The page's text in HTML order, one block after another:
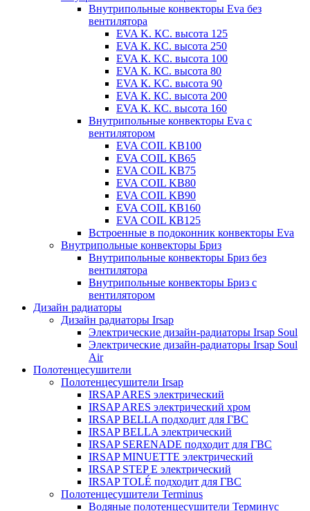
Внутрипольные конвекторы Eva без
вентилятора
EVA K. КС. высота 125
EVA К. КС. высота 250
EVA К. KС. высота 100
EVA К. КС. высота 80
EVA К. KC. высота 90
EVA К. КС. высота 200
EVA К. КС. высота 160
Внутрипольные конвекторы Eva с
вентилятором
EVA COIL KB100
EVA COIL KB65
EVA COIL KB75
EVA COIL KB80
EVA COIL KB90
EVA COIL КВ160
EVA COIL КВ125
Встроенные в подоконник конвекторы Eva
Внутрипольные конвекторы Бриз
Внутрипольные конвекторы Бриз без
вентилятора
Внутрипольные конвекторы Бриз с
вентилятором
Дизайн радиаторы
Дизайн радиаторы Irsap
Электрические дизайн-радиаторы Irsap Soul
Электрические дизайн-радиаторы Irsap Soul
Air
Полотенцесушители
Полотенцесушители Irsap
IRSAP ARES электрический
IRSAP ARES электрический хром
IRSAP BELLA подходит для ГВС
IRSAP BELLA электрический
IRSAP SERENADE подходит для ГВС
IRSAP MINUETTE электрический
IRSAP STEP E электрический
IRSAP TOLÉ подходит для ГВС
Полотенцесушители Terminus
Водяные полотенцесушители Терминус